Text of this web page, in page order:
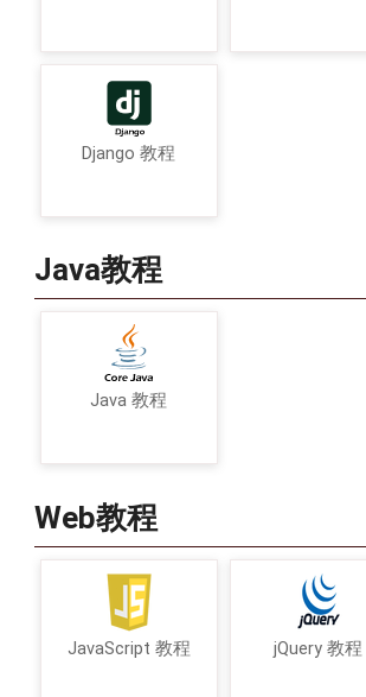
Django 教程
Java教程
Java 教程
Web教程
JavaScript 教程 jQuery 教程